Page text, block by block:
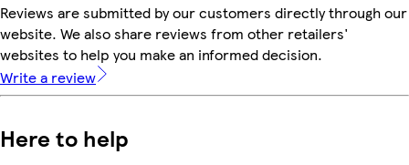
Reviews are submitted by our customers directly through our
website. We also share reviews from other retailers'
websites to help you make an informed decision.
Write a review
Here to help